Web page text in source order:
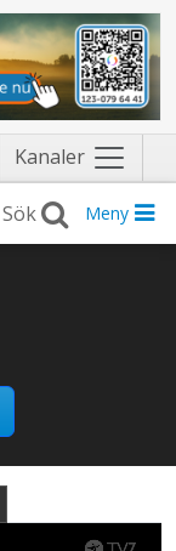
Kanaler Näytä
valikko
Meny